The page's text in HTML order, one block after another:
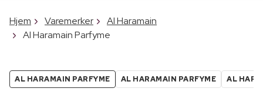
Hjem Varemerker
Al Haramain
Al Haramain Parfyme
AL HARAMAIN PARFYME AL HARAMAIN PARFYME AL